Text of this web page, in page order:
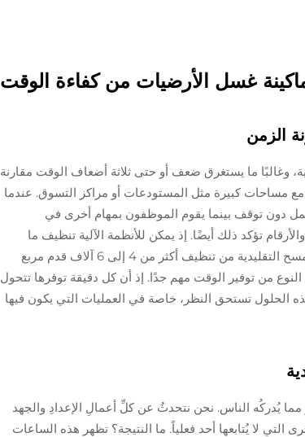
وغالبًا ما يستغرق ضعف أو حتى ثلاثة أضعاف الوقت مقارنة
مع مساحات كبيرة مثل المستودعات أو مراكز التسوق. عندما
دون توقف بينما يقوم الموظفون بمهام أخرى في
تؤكد ذلك أيضًا. إذ يمكن للأنظمة الآلية تنظيف ما
يقارب 20 ألف قدم مربع في الساعة، بينما لا تتمكن طريقة المسح التقليدية من تنظيف أكثر من 4 إلى 6 آلاف قدم مربع
من توفير الوقت مهم جدًا. إذ أن كل دقيقة توفرها تتحول
الحلول تستحق النظر، خاصة في العمليات التي يكون فيها
مما يُدركُه الناس. نحن نتحدثُ عن كلِّ أعمالِ الإعدادِ والجهد
التي لا يُتابعها أحد فعلياً. ما النتيجة؟ تظهر هذه الساعات